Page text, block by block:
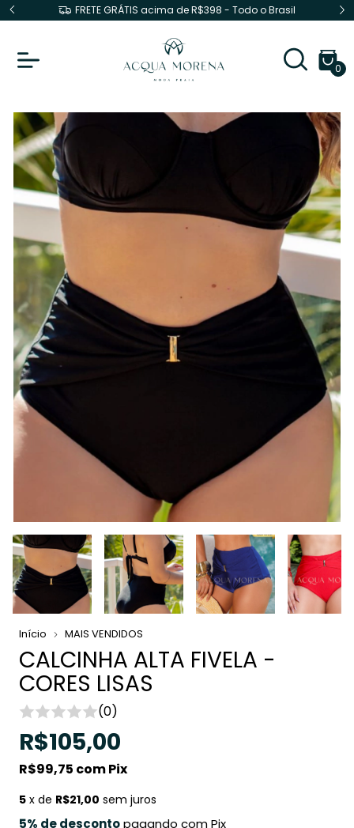
FRETE GRÁTIS acima de R$398 - Todo o Brasil
0
Início MAIS VENDIDOS
CALCINHA ALTA FIVELA -
CORES LISAS
(0)
R$105,00
R$99,75 comPix
5 x de R$21,00 sem juros
5% de descontopagando com Pix